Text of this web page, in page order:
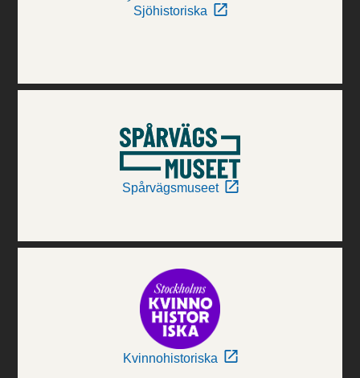
Sjöhistoriska
Spårvägsmuseet
Kvinnohistoriska